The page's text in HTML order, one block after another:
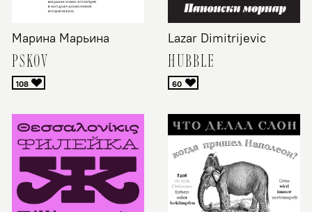
Марина Марьина
PSKOV
Lazar Dimitrijevic
HUBBLE